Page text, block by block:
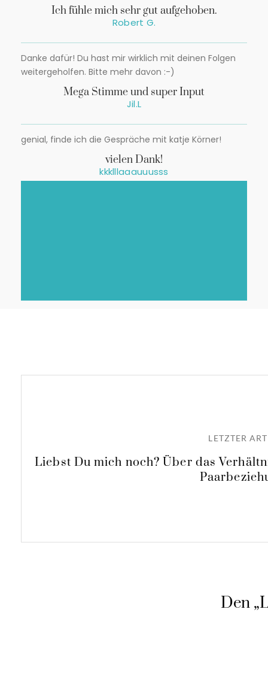
Ich fühle mich sehr gut aufgehoben.
Robert G.
Danke dafür! Du hast mir wirklich mit deinen Folgen
weitergeholfen. Bitte mehr davon :-)
Mega Stimme und super Input
Jil.L
genial, finde ich die Gespräche mit katje Körner!
vielen Dank!
kkklllaaauuusss
LETZTER
Liebst Du mich noch? Über das
Den